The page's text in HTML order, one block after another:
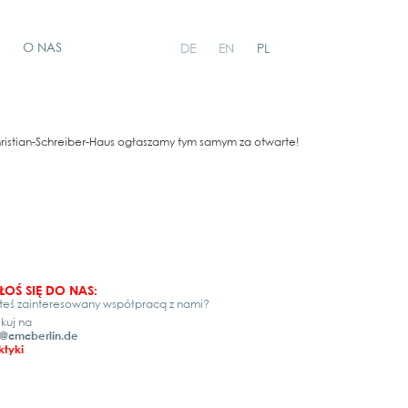
O NAS DE EN PL
Schrei­ber-Haus ogłas­za­my tym samym za otwar­te!
SIĘ DO NAS:
zainteresowany współpracą z nami?
na